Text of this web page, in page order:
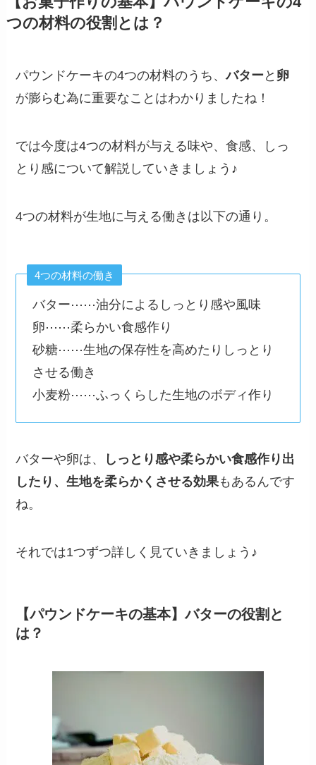
つの材料の役割とは？
パウンドケーキの4つの材料のうち、バター と 卵
が膨らむ為に重要なことはわかりましたね！
では今度は4つの材料が与える味や、食感、しっ
とり感について解説していきましょう♪
4つの材料が生地に与える働きは以下の通り。
4つの材料の働き
バター⋯⋯油分によるしっとり感や風味
卵⋯⋯柔らかい食感作り
砂糖⋯⋯生地の保存性を高めたりしっとり
させる働き
小麦粉⋯⋯ふっくらした生地のボディ作り
バターや卵は、
しっとり感や柔らかい食感作り出
したり、生地を柔らかくさせる効果もあるんです
ね。
それでは1つずつ詳しく見ていきましょう♪
【パウンドケーキの基本】バターの役割と
は？